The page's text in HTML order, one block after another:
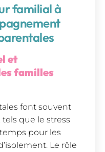
familial à
et
familles
font souvent
que le stress
pour les
Le rôle